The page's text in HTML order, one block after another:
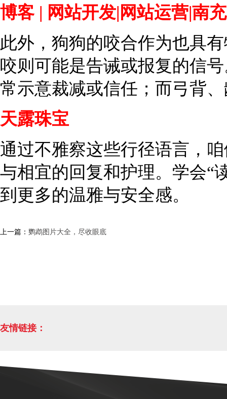
博客 | 网站开发|网站运营|南
此外，狗狗的咬合作为也具
咬则可能是告诫或报复的信
常示意裁减或信任；而弓背
天露珠宝
通过不雅察这些行径语言，
与相宜的回复和护理。学会“
到更多的温雅与安全感。
上一篇： 鹦鹉图片大全，尽收眼底
友情链接：